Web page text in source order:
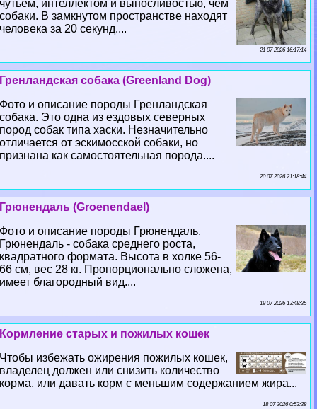
чутьем, интеллектом и выносливостью, чем
собаки. В замкнутом прострaнcтве находят
человека за 20 секунд....
21 07 2026 16:17:14
Гренландская собака (Greenland Dog)
Фото и описание породы Гренландская
собака. Это одна из ездовых северных
пород собак типа хаски. Незначительно
отличается от эскимосской собаки, но
признана как самостоятельная порода....
20 07 2026 21:18:44
Грюнендаль (Groenendael)
Фото и описание породы Грюнендаль.
Грюнендаль - собака среднего роста,
квадратного формата. Высота в холке 56-
66 см, вес 28 кг. Пропорционально сложена,
имеет благородный вид....
19 07 2026 13:48:25
Кормление старых и пожилых кошек
Чтобы избежать ожирения пожилых кошек,
владелец должен или снизить количество
корма, или давать корм с меньшим содержанием жира...
18 07 2026 0:53:28